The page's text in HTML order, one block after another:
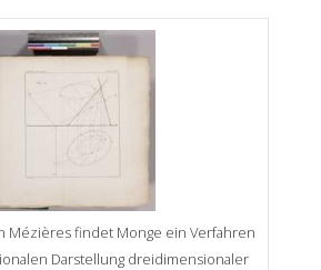
Mézières findet Monge ein Verfahren
Darstellung dreidimensionaler